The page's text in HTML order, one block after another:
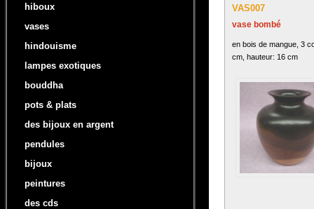
hiboux
vases
hindouisme
lampes exotiques
bouddha
pots & plats
des bijoux en argent
pendules
bijoux
peintures
des cds
VAS007
vase bombé
en bois de mangue, 3
cm, hauteur: 16 cm